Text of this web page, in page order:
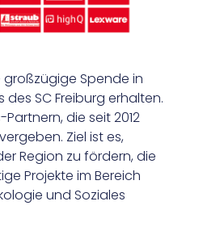
Spende in
des SC Freiburg erhalten.
die seit 2012
Ziel ist es,
Region zu fördern, die
Projekte im Bereich
und Soziales